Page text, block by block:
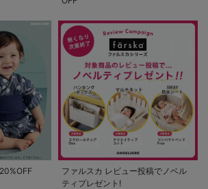
ファルスカ レビュー投稿でノベル
ティプレゼント!